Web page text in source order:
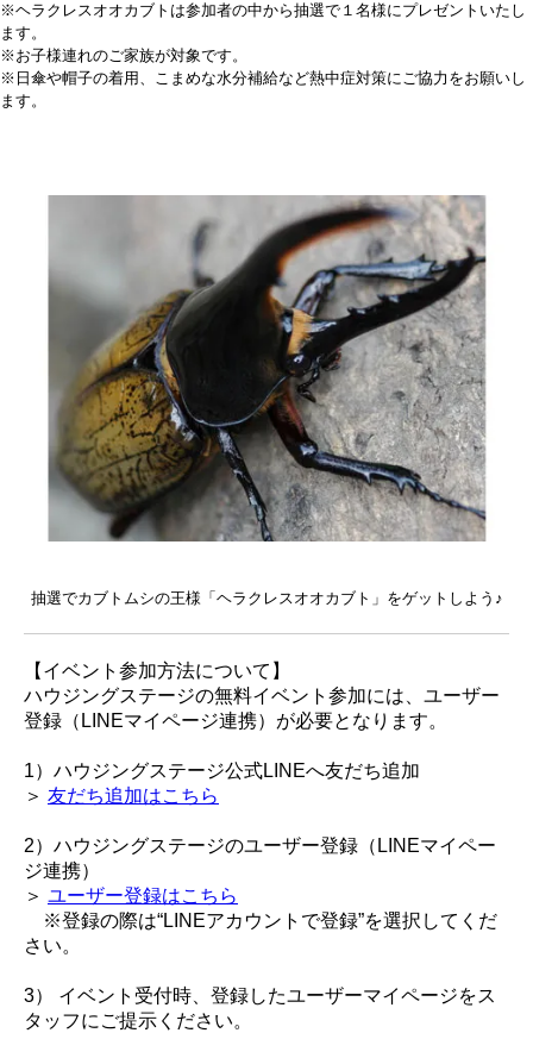
※ヘラクレスオオカブトは参加者の中から抽選で１名様にプレゼントいたし
ます。
※お子様連れのご家族が対象です。
※日傘や帽子の着用、こまめな水分補給など熱中症対策にご協力をお願いし
ます。
抽選でカブトムシの王様「ヘラクレスオオカブト」をゲットしよう♪
【イベント参加方法について】
ハウジングステージの無料イベント参加には、ユーザー
登録（LINEマイページ連携）が必要となります。
1）ハウジングステージ公式LINEへ友だち追加
＞ 友だち追加はこちら
2）ハウジングステージのユーザー登録（LINEマイペー
ジ連携）
＞ ユーザー登録はこちら
※登録の際は“LINEアカウントで登録”を選択してくだ
さい。
3） イベント受付時、登録したユーザーマイページをス
タッフにご提示ください。